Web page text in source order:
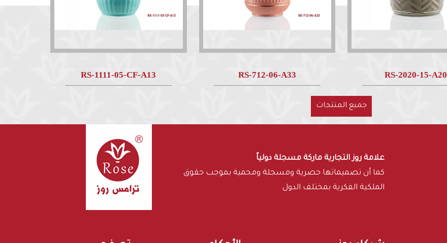
RS-1111-05-CF-A13 RS-712-06-A33 RS-2020-15-A20
جميع المنتجات
علامة روز التجارية ماركة مسجلة دولياً
كما أن تصميماتها حصرية ومسجلة ومحمية بموجب حقوق
الملكية الفكرية بمختلف الدول